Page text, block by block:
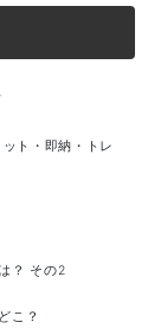
ト・即納・トレ
？ その2
こ？